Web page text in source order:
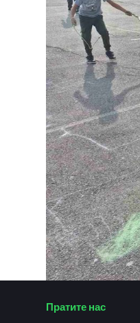
Пратите нас